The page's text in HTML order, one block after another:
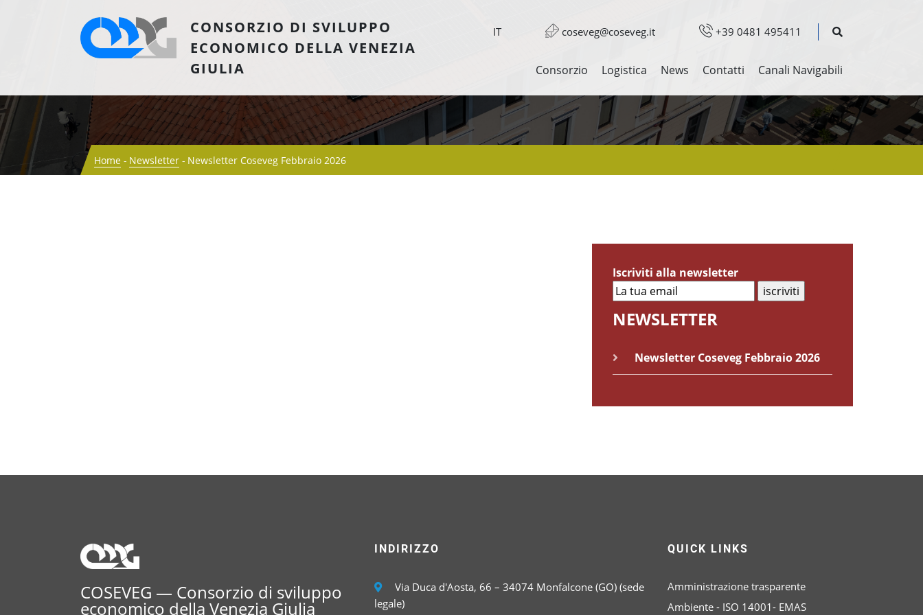
CONSORZIO DI SVILUPPO
ECONOMICO DELLA VENEZIA
GIULIA
IT coseveg@coseveg.it +39 0481 495411
Consorzio Logistica News Contatti Canali Navigabili
Home Newsletter Newsletter Coseveg Febbraio 2026
Iscriviti alla newsletter
NEWSLETTER
Newsletter Coseveg Febbraio 2026
COSEVEG — Consorzio di sviluppo
economico della Venezia Giulia
INDIRIZZO
Via Duca d'Aosta, 66 – 34074 Monfalcone (GO) (sede
legale)
QUICK LINKS
Amministrazione trasparente
Ambiente - ISO 14001- EMAS